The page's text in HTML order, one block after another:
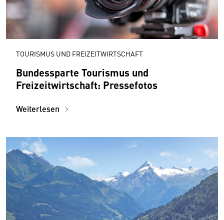
TOURISMUS UND FREIZEITWIRTSCHAFT
Bundessparte Tourismus und
Freizeitwirtschaft: Pressefotos
Weiterlesen